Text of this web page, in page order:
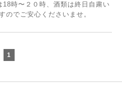
時〜２０時、酒類は終日自粛い
のでご安心くださいませ。
1